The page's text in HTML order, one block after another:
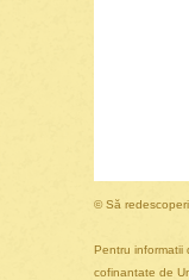
© Să
Pentru informatii
cofinantate de